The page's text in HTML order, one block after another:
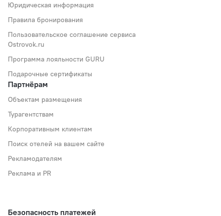
Юридическая информация
Правила бронирования
Пользовательское соглашение сервиса
Ostrovok.ru
Программа лояльности GURU
Подарочные сертификаты
Партнёрам
Объектам размещения
Турагентствам
Корпоративным клиентам
Поиск отелей на вашем сайте
Рекламодателям
Реклама и PR
Безопасность платежей